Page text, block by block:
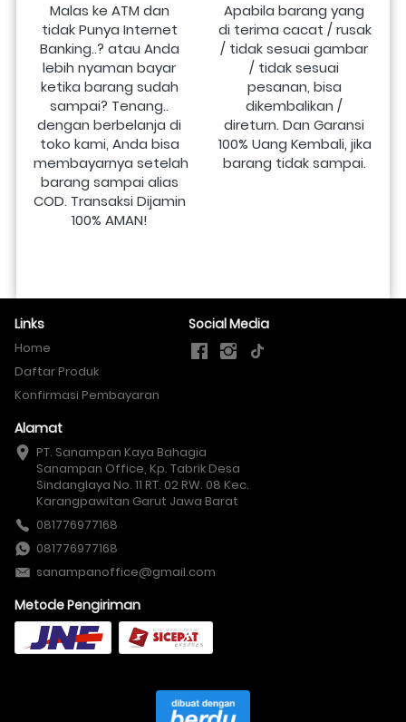
Malas ke ATM dan
tidak Punya Internet
Banking..? atau Anda
lebih nyaman bayar
ketika barang sudah
sampai? Tenang..
dengan berbelanja di
toko kami, Anda bisa
membayarnya setelah
barang sampai alias
COD. Transaksi Dijamin
100% AMAN!
Apabila barang yang
di terima cacat / rusak
/ tidak sesuai gambar
/ tidak sesuai
pesanan, bisa
dikembalikan /
direturn. Dan Garansi
100% Uang Kembali, jika
barang tidak sampai.
Links
Home
Daftar Produk
Konfirmasi Pembayaran
Social Media
Alamat
PT. Sanampan Kaya Bahagia
Sanampan Office, Kp. Tabrik Desa
Sindanglaya No. 11 RT. 02 RW. 08 Kec.
Karangpawitan Garut Jawa Barat
081776977168
081776977168
sanampanoffice@gmail.com
Metode Pengiriman